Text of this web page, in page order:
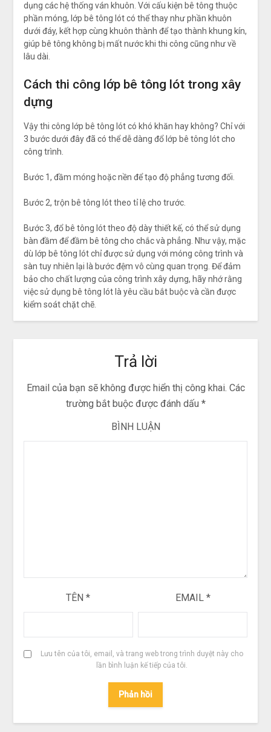
dụng các hệ thống ván khuôn. Với cấu kiện bê tông thuộc
phần móng, lớp bê tông lót có thể thay như phần khuôn
dưới đáy, kết hợp cùng khuôn thành để tạo thành khung kín,
giúp bê tông không bị mất nước khi thi công cũng như về
lâu dài.
Cách thi công lớp bê tông lót trong xây
dựng
Vậy thi công lớp bê tông lót có khó khăn hay không? Chỉ với
3 bước dưới đây đã có thể dễ dàng đổ lớp bê tông lót cho
công trình.
Bước 1, đầm móng hoặc nền để tạo độ phẳng tương đối.
Bước 2, trộn bê tông lót theo tỉ lệ cho trước.
Bước 3, đổ bê tông lót theo độ dày thiết kế, có thể sử dụng
bàn đầm để đầm bê tông cho chắc và phẳng. Như vậy, mặc
dù lớp bê tông lót chỉ được sử dụng với móng công trình và
sàn tuy nhiên lại là bước đệm vô cùng quan trọng. Để đảm
bảo cho chất lượng của công trình xây dựng, hãy nhớ rằng
việc sử dụng bê tông lót là yêu cầu bắt buộc và cần được
kiểm soát chặt chẽ.
Trả lời
Email của bạn sẽ không được hiển thị công khai. Các
trường bắt buộc được đánh dấu *
BÌNH LUẬN
TÊN* EMAIL *
Lưu tên của tôi, email, và trang web trong trình duyệt này cho
lần bình luận kế tiếp của tôi.